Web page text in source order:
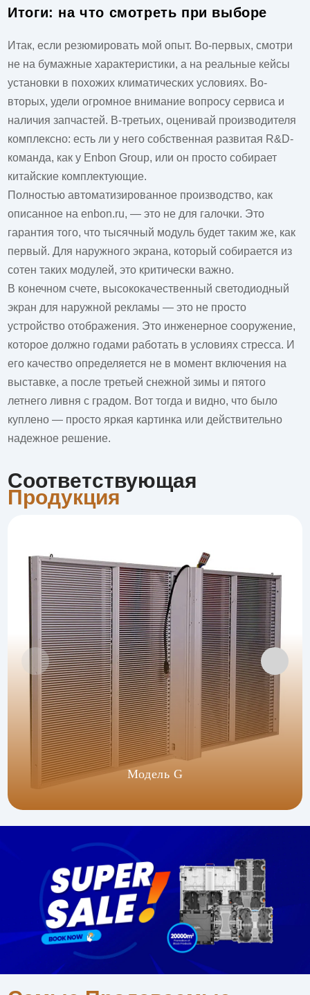
Итоги: на что смотреть при выборе
Итак, если резюмировать мой опыт. Во-первых, смотри
не на бумажные характеристики, а на реальные кейсы
установки в похожих климатических условиях. Во-
вторых, удели огромное внимание вопросу сервиса и
наличия запчастей. В-третьих, оценивай производителя
комплексно: есть ли у него собственная развитая R&D-
команда, как у Enbon Group, или он просто собирает
китайские комплектующие.
Полностью автоматизированное производство, как
описанное наenbon.ru, — это не для галочки. Это
гарантия того, что тысячный модуль будет таким же, как
первый. Для наружного экрана, который собирается из
сотен таких модулей, это критически важно.
В конечном счете, высококачественный светодиодный
экран для наружной рекламы — это не просто
устройство отображения. Это инженерное сооружение,
которое должно годами работать в условиях стресса. И
его качество определяется не в момент включения на
выставке, а после третьей снежной зимы и пятого
летнего ливня с градом. Вот тогда и видно, что было
куплено — просто яркая картинка или действительно
надежное решение.
Соответствующая
Продукция
Модель G